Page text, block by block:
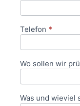
Telefon *
Wo sollen wir
Was und wieviel